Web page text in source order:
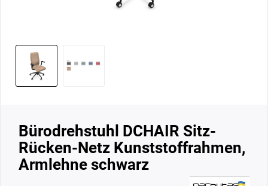
Bürodrehstuhl DCHAIR Sitz-
Rücken-Netz Kunststoffrahmen,
Armlehne schwarz